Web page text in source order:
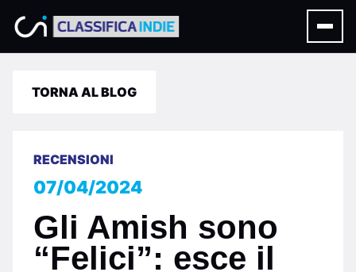
TORNA AL BLOG
RECENSIONI
07/04/2024
Gli Amish sono
“Felici”: esce il